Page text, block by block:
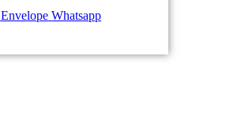
Envelope Whatsapp